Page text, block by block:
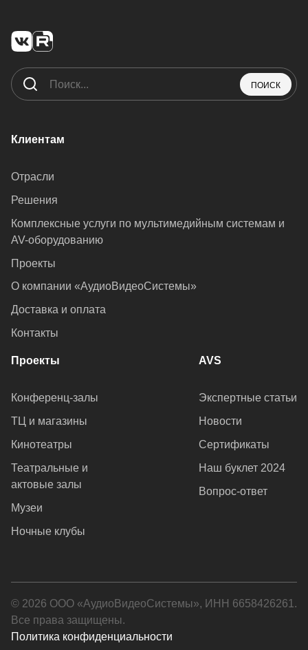
ПОИСК
Клиентам
Отрасли
Решения
Комплексные услуги по мультимедийным системам и
AV-оборудованию
Проекты
О компании «АудиоВидеоСистемы»
Доставка и оплата
Контакты
Проекты
Конференц-залы
ТЦ и магазины
Кинотеатры
Театральные и
актовые залы
Музеи
Ночные клубы
AVS
Экспертные статьи
Новости
Сертификаты
Наш буклет 2024
Вопрос-ответ
© 2026 ООО «АудиоВидеоСистемы», ИНН 6658426261.
Все права защищены.
Политика конфиденциальности